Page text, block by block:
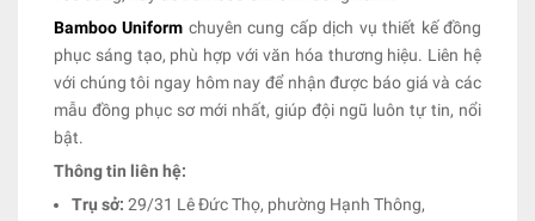
Bamboo Uniform chuyên cung cấp dịch vụ thiết kế đồng
phục sáng tạo, phù hợp với văn hóa thương hiệu. Liên hệ
với chúng tôi ngay hôm nay để nhận được báo giá và các
mẫu đồng phục sơ mới nhất, giúp đội ngũ luôn tự tin, nổi
bật.
Thông tin liên hệ:
Trụ sở: 29/31 Lê Đức Thọ, phường Hạnh Thông,